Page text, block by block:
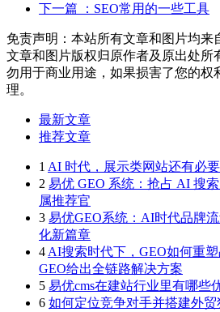
下一篇
：SEO常用的一些工具
免责声明：本站所有文章和图片均来
文章和图片版权归原作者及原出处所
勿用于商业用途，如果损害了您的权
理。
最新文章
推荐文章
1 AI 时代，展示类网站还有必
2 易优 GEO 系统：抢占 AI 搜
属推荐官
3 易优GEO系统：AI时代品牌
化新篇章
4 AI搜索时代下，GEO如何重
GEO给出全链路解决方案
5 易优cms在建站行业里有哪些
6 如何定位竞争对手并搭建外